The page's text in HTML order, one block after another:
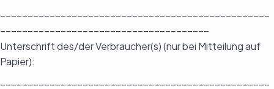
Unterschrift des/der Verbraucher(s) (nur bei Mitteilung auf
Papier):